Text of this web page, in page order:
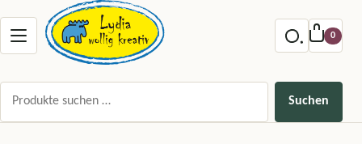
Zum Inhalt springen
Menu offnen
0
Suchen